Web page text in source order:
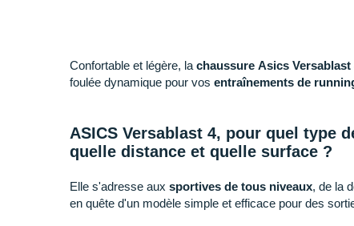
Confortable et légère, la chaussure Asics Versablast
foulée dynamique pour vos entraînements de
ASICS Versablast 4, pour quel type
quelle distance et quelle surface ?
Elle s'adresse aux sportives de tous niveaux, de la
en quête d'un modèle simple et efficace pour des